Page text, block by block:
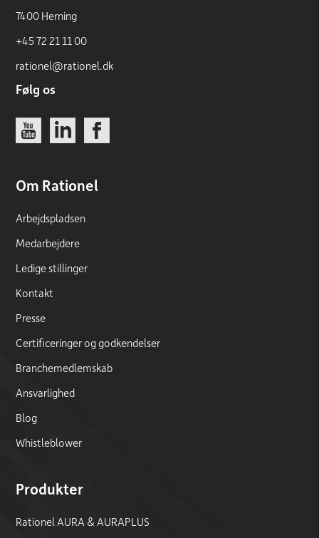
7400 Herning
+45 72 21 11 00
rationel@rationel.dk
Følg os
Link Link
Om Rationel
Arbejdspladsen
Medarbejdere
Ledige stillinger
Kontakt
Presse
Certificeringer og godkendelser
Branchemedlemskab
Ansvarlighed
Blog
Whistleblower
Produkter
Rationel AURA & AURAPLUS